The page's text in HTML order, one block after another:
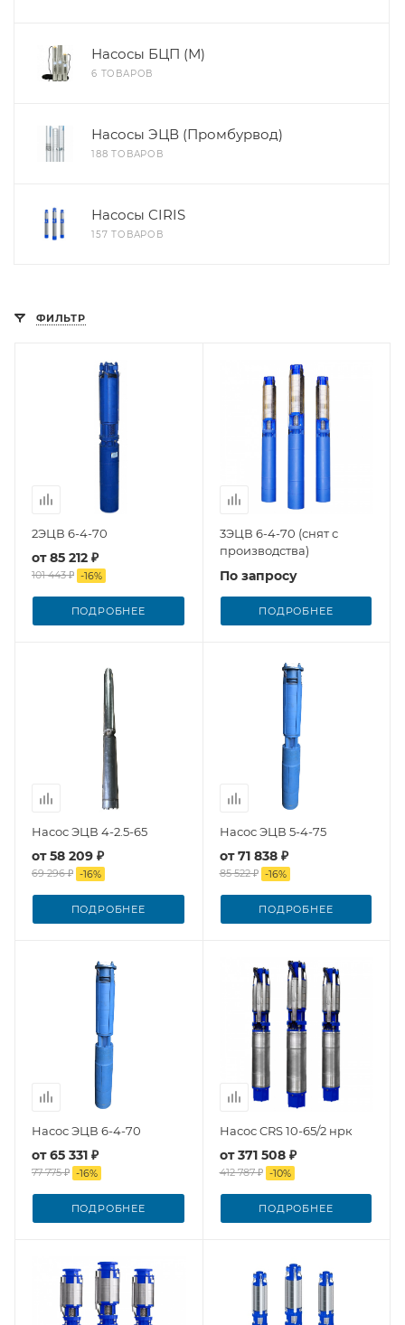
Насосы БЦП (М)
6 ТОВАРОВ
Насосы ЭЦВ (Промбурвод)
188 ТОВАРОВ
Насосы CIRIS
157 ТОВАРОВ
ФИЛЬТР
2ЭЦВ 6-4-70
от85 212 ₽
101 443 ₽ -16%
ПОДРОБНЕЕ
3ЭЦВ 6-4-70 (снят с
производства)
По запросу
ПОДРОБНЕЕ
Насос ЭЦВ 4-2.5-65
от58 209 ₽
69 296 ₽ -16%
ПОДРОБНЕЕ
Насос ЭЦВ 5-4-75
от71 838 ₽
85 522 ₽ -16%
ПОДРОБНЕЕ
Насос ЭЦВ 6-4-70
от65 331 ₽
77 775 ₽ -16%
ПОДРОБНЕЕ
Насос CRS 10-65/2 нрк
от371 508 ₽
412 787 ₽ -10%
ПОДРОБНЕЕ